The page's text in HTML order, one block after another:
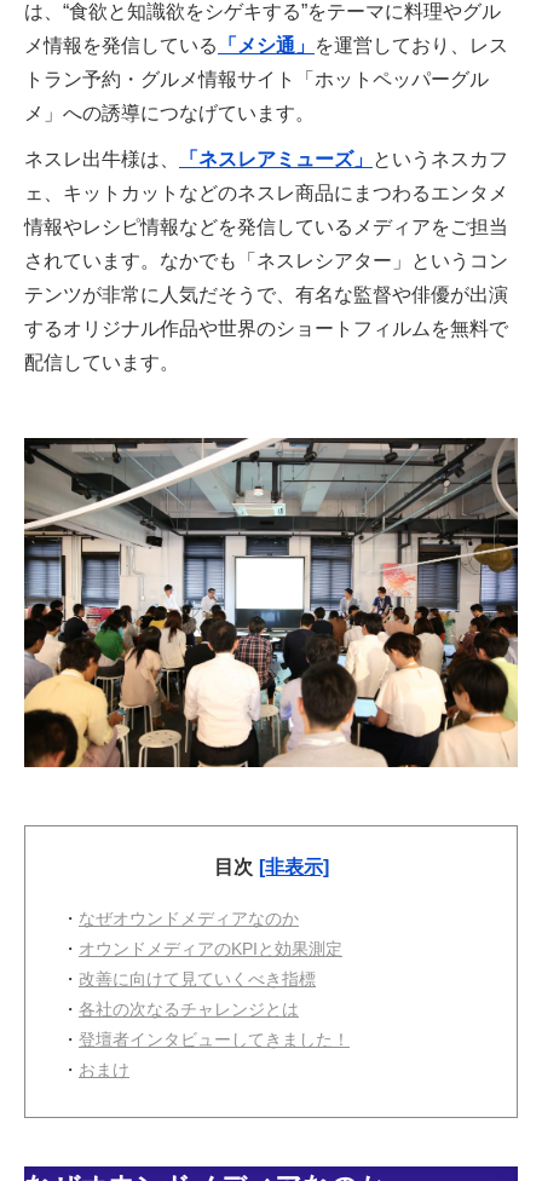
は、“食欲と知識欲をシゲキする”をテーマに料理やグル
メ情報を発信している
「メシ通」 を運営しており、レス
トラン予約・グルメ情報サイト「ホットペッパーグル
メ」への誘導につなげています。
ネスレ出牛様は、 「ネスレアミューズ」 というネスカフ
ェ、キットカットなどのネスレ商品にまつわるエンタメ
情報やレシピ情報などを発信しているメディアをご担当
されています。なかでも「ネスレシアター」というコン
テンツが非常に人気だそうで、有名な監督や俳優が出演
するオリジナル作品や世界のショートフィルムを無料で
配信しています。
目次 [非表示]
・ なぜオウンドメディアなのか
・ オウンドメディアのKPIと効果測定
・ 改善に向けて見ていくべき指標
・ 各社の次なるチャレンジとは
・ 登壇者インタビューしてきました！
・ おまけ